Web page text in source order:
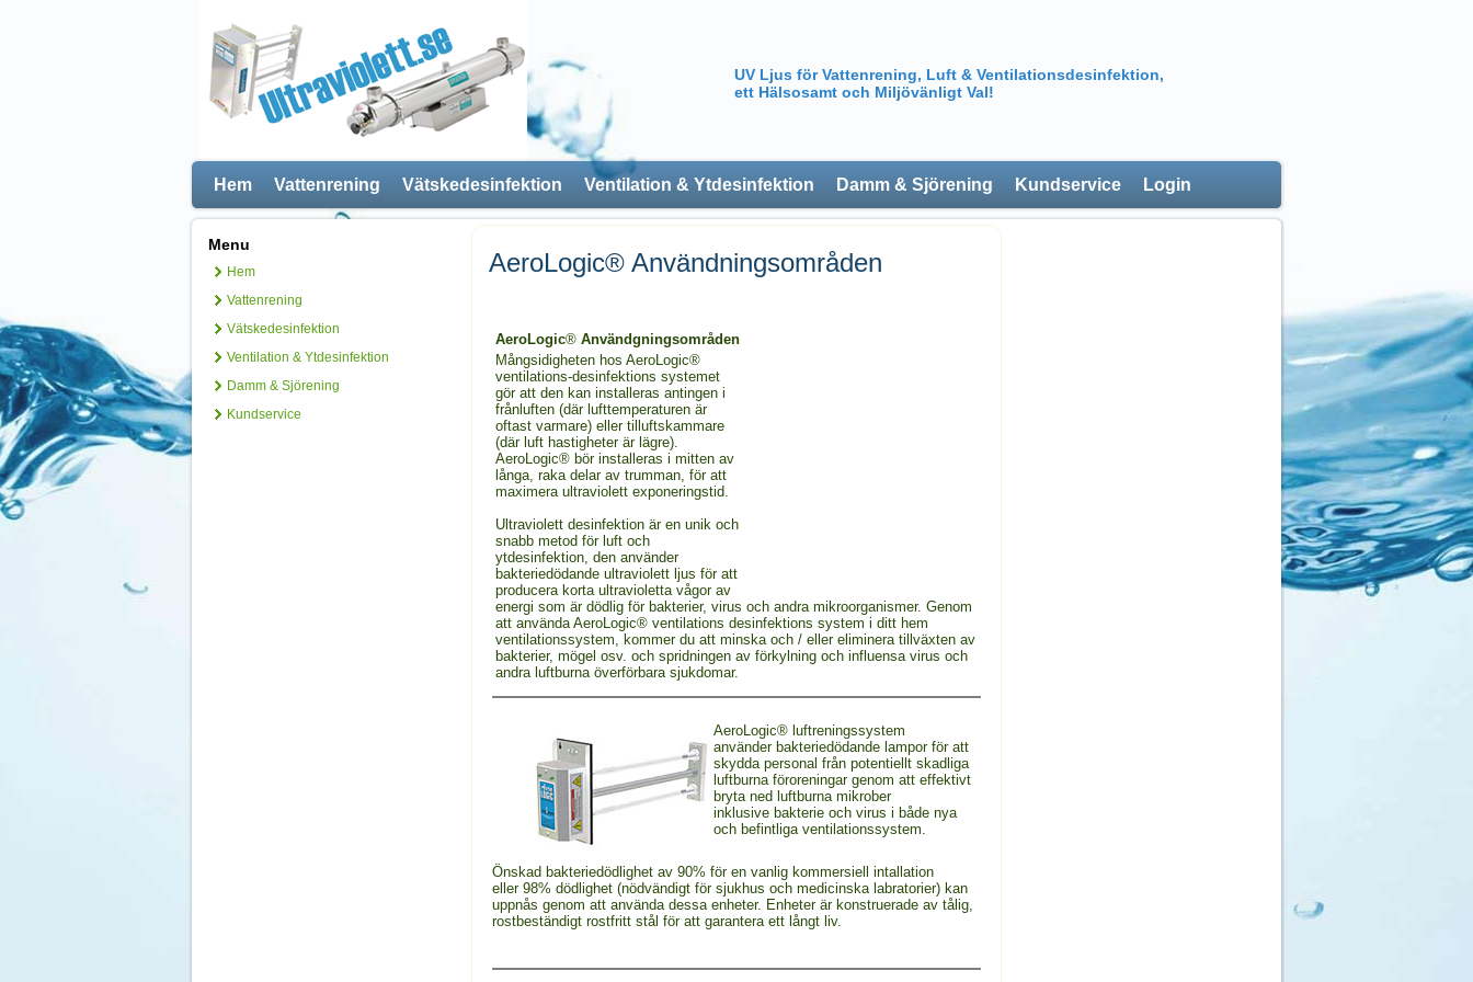
UV Ljus för Vattenrening, Luft & Ventilationsdesinfektion,
ett Hälsosamt och Miljövänligt Val!
Hem Vattenrening Vätskedesinfektion Ventilation & Ytdesinfektion Damm & Sjörening Kundservice Login
Menu
Hem
Vattenrening
Vätskedesinfektion
Ventilation & Ytdesinfektion
Damm & Sjörening
Kundservice
AeroLogic® Användningsområden
AeroLogic® Användgningsområden
Mångsidigheten hos AeroLogic®
ventilations-desinfektions systemet
gör att den kan installeras antingen i
frånluften (där lufttemperaturen är
oftast varmare) eller tilluftskammare
(där luft hastigheter är lägre).
AeroLogic® bör installeras i mitten av
långa, raka delar av trumman, för att
maximera ultraviolett exponeringstid.
Ultraviolett desinfektion är en unik och
snabb metod för luft och
ytdesinfektion, den använder
bakteriedödande ultraviolett ljus för att
producera korta ultravioletta vågor av
energi som är dödlig för bakterier, virus och andra mikroorganismer. Genom
att använda AeroLogic® ventilations desinfektions system i ditt hem
ventilationssystem, kommer du att minska och / eller eliminera tillväxten av
bakterier, mögel osv. och spridningen av förkylning och influensa virus och
andra luftburna överförbara sjukdomar.
AeroLogic® luftreningssystem
använder bakteriedödande lampor för att
skydda personal från potentiellt skadliga
luftburna föroreningar genom att effektivt
bryta ned luftburna mikrober
inklusive bakterie och virus i både nya
och befintliga ventilationssystem.
Önskad bakteriedödlighet av 90% för en vanlig kommersiell intallation
eller 98% dödlighet (nödvändigt för sjukhus och medicinska labratorier) kan
uppnås genom att använda dessa enheter. Enheter är konstruerade av tålig,
rostbeständigt rostfritt stål för att garantera ett långt liv.